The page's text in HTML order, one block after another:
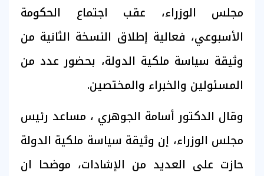
مجلس الوزراء، عقب اجتماع الحكومة
الأسبوعي، فعالية إطلاق النسخة الثانية من
وثيقة سياسة ملكية الدولة، بحضور عدد من
المسئولين والخبراء والمختصين.
وقال الدكتور أسامة الجوهري ، مساعد رئيس
مجلس الوزراء، إن وثيقة سياسة ملكية الدولة
حازت على العديد من الإشادات، موضحا ان